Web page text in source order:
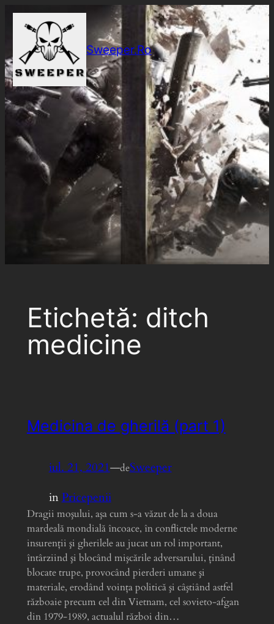
Sari
conținut
Sweeper.Ro
Etichetă: ditch
medicine
Medicina de gherilă (part 1)
iul. 21, 2021—deSweeper
inPricepenii
Dragii moşului, aşa cum s-a văzut de la a doua
mardeală mondială încoace, în conflictele moderne
insurenţii şi gherilele au jucat un rol important,
întârziind şi blocând mişcările adversarului, ţinând
blocate trupe, provocând pierderi umane şi
materiale, erodând voinţa politică şi câştiând astfel
războaie precum cel din Vietnam, cel sovieto-afgan
din 1979-1989, actualul război din…